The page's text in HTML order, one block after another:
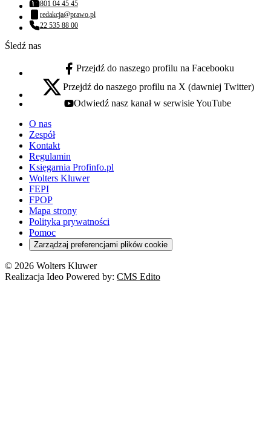
Numer telefonu:
801 04 45 45
Adres email:
redakcja@prawo.pl
Numer telefonu:
22 535 88 00
Śledź nas
facebook - otwiera się w nowej karcie
Przejdź do naszego profilu na Facebooku
x - otwiera się w nowej karcie
Przejdź do naszego profilu na X (dawniej Twitter)
youtube - otwiera się w nowej karcie
Odwiedź nasz kanał w serwisie YouTube
O nas
Zespół
Kontakt
Regulamin
Księgarnia Profinfo.pl
Wolters Kluwer
FEPI
FPOP
Mapa strony
Polityka prywatności
Pomoc
Zarządzaj preferencjami plików cookie
© 2026 Wolters Kluwer
Realizacja Ideo Powered by: CMS Edito